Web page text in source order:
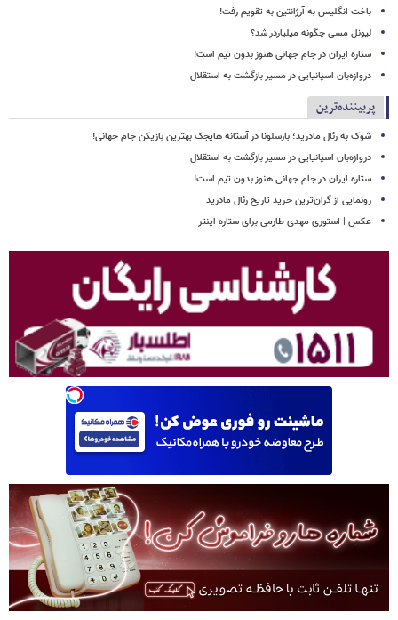
باخت انگلیس به آرژانتین به تقویم رفت!
لیونل مسی چگونه میلیاردر شد؟
ستاره ایران در جام جهانی هنوز بدون تیم است!
دروازه‌بان اسپانیایی در مسیر بازگشت به استقلال
پربیننده‌ترین
شوک به رئال مادرید؛ بارسلونا در آستانه هایجک بهترین بازیکن جام جهانی!
دروازه‌بان اسپانیایی در مسیر بازگشت به استقلال
ستاره ایران در جام جهانی هنوز بدون تیم است!
رونمایی از گران‌ترین خرید تاریخ رئال مادرید
عکس | استوری مهدی طارمی برای ستاره اینتر